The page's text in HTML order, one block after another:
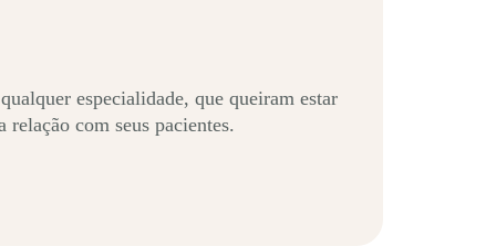
especialidade, que queiram estar
com seus pacientes.